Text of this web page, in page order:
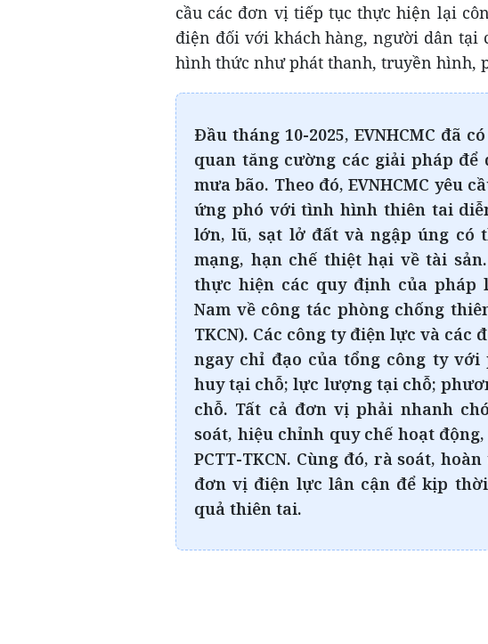
cầu các đơn vị tiếp tục thực hiện lại
điện đối với khách hàng, người dân tại
hình thức như phát thanh, truyền
Đầu tháng 10-2025, EVNHCMC đã
quan tăng cường các giải pháp
mưa bão. Theo đó, EVNHCMC yêu
ứng phó với tình hình thiên tai
lớn, lũ, sạt lở đất và ngập úng có
mạng, hạn chế thiệt hại về tài
thực hiện các quy định của pháp
Nam về công tác phòng chống
TKCN). Các công ty điện lực và
ngay chỉ đạo của tổng công ty
huy tại chỗ; lực lượng tại chỗ;
chỗ. Tất cả đơn vị phải nhanh
soát, hiệu chỉnh quy chế hoạt
PCTT-TKCN. Cùng đó, rà soát,
đơn vị điện lực lân cận để kịp
quả thiên tai.